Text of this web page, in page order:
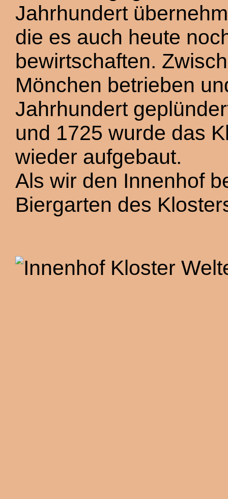
Jahrhundert
die es auch heute
bewirtschaften.
Mönchen betrieben
Jahrhundert
und 1725 wurde das
wieder aufgebaut.
Als wir den Innenhof
Biergarten des